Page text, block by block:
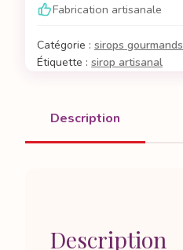
Fabrication artisanale
Catégorie : sirops gourmands
Étiquette : sirop artisanal
Description
Description